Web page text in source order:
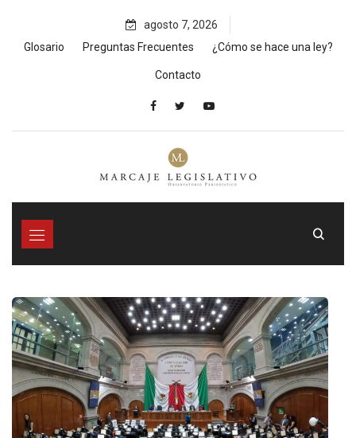
content
agosto 7, 2026
Glosario
Preguntas Frecuentes ¿Cómo se hace una ley?
Contacto